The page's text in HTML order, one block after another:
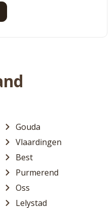
Gouda
Vlaardingen
Best
Purmerend
Oss
Lelystad